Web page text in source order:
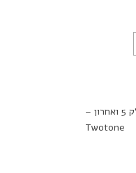
לפוסט הבא - אופנת קיץ ישראלית והטבה בלעדית – חלק 5 ואחרון –
Twotone